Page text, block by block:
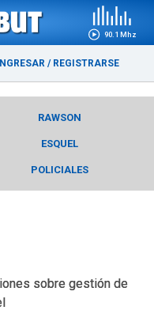
90.1 Mhz
INGRESAR / REGISTRARSE
RAWSON
ESQUEL
POLICIALES